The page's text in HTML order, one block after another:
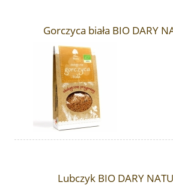
Gorczyca biała BIO DARY
Lubczyk BIO DARY